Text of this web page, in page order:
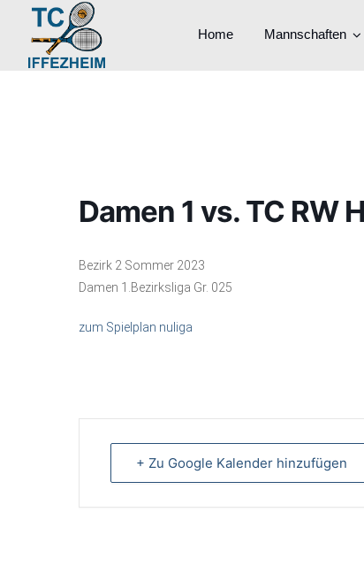
Home Mannschaften
Damen 1 vs. TC RW
Bezirk 2 Sommer 2023
Damen 1.Bezirksliga Gr. 025
zum Spielplan nuliga
+ Zu Google Kalender hinzufügen